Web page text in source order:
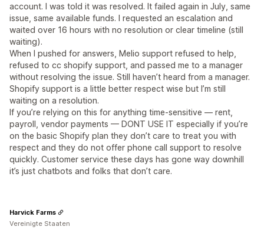
account. I was told it was resolved. It failed again in July, same
issue, same available funds. I requested an escalation and
waited over 16 hours with no resolution or clear timeline (still
waiting).
When I pushed for answers, Melio support refused to help,
refused to cc shopify support, and passed me to a manager
without resolving the issue. Still haven’t heard from a manager.
Shopify support is a little better respect wise but I’m still
waiting on a resolution.
If you’re relying on this for anything time-sensitive — rent,
payroll, vendor payments — DONT USE IT especially if you’re
on the basic Shopify plan they don’t care to treat you with
respect and they do not offer phone call support to resolve
quickly. Customer service these days has gone way downhill
it’s just chatbots and folks that don’t care.
Harvick Farms
Vereinigte Staaten